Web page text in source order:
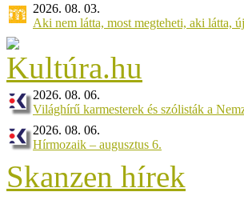
2026. 08. 03.
Aki nem látta, most megteheti, aki látta,
2026. 08. 06.
Világhírű karmesterek és szólisták a
2026. 08. 06.
Hírmozaik – augusztus 6.
Skanzen hírek